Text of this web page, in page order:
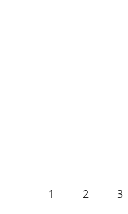
1 2 3